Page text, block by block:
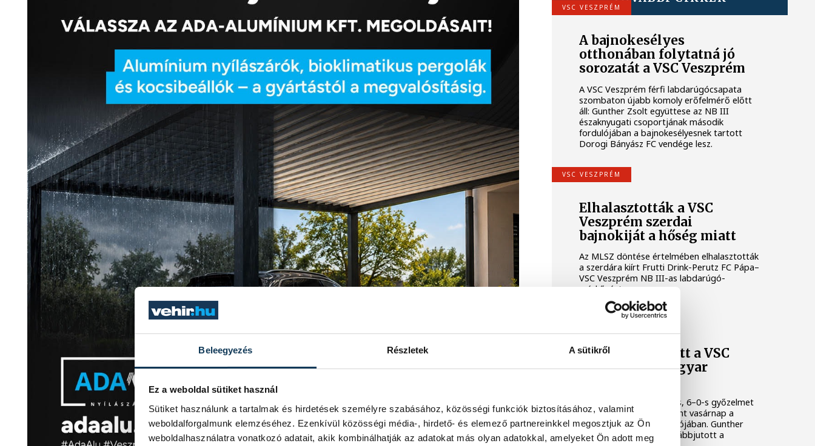
Beleegyezés Részletek A sütikről
Ez a weboldal sütiket használ
Sütiket használunk a tartalmak és hirdetések személyre szabásához, közösségi funkciók biztosításához, valamint
weboldalforgalmunk elemzéséhez. Ezenkívül közösségi média-, hirdető- és elemező partnereinkkel megosztjuk az Ön
weboldalhasználatra vonatkozó adatait, akik kombinálhatják az adatokat más olyan adatokkal, amelyeket Ön adott meg
VSC VESZPRÉM
A bajnokesélyes
otthonában folytatná jó
sorozatát a VSC Veszprém
A VSC Veszprém férfi labdarúgócsapata
szombaton újabb komoly erőfelmérő előtt
áll: Gunther Zsolt együttese az NB III
északnyugati csoportjának második
fordulójában a bajnokesélyesnek tartott
Dorogi Bányász FC vendége lesz.
VSC VESZPRÉM
Elhalasztották a VSC
Veszprém szerdai
bajnokiját a hőség miatt
Az MLSZ döntése értelmében elhalasztották
a szerdára kiírt Frutti Drink-Perutz FC Pápa–
VSC Veszprém NB III-as labdarúgó-
mérkőzést.
Fél tucat gólt lőtt a VSC
Veszprém a Magyar
A VSC Veszprém fölényes, 6–0-s győzelmet
aratott a Tát vendégeként vasárnap a
Magyar Kupa első fordulójában. Gunther
Zsolt legénysége így továbbjutott a